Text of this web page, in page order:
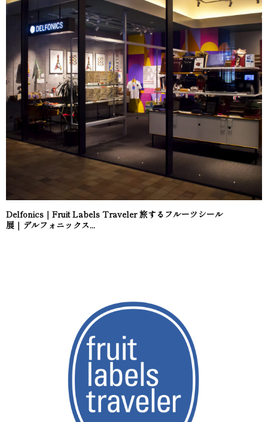
Delfonics｜Fruit Labels Traveler 旅するフルーツシール
展｜デルフォニックス...